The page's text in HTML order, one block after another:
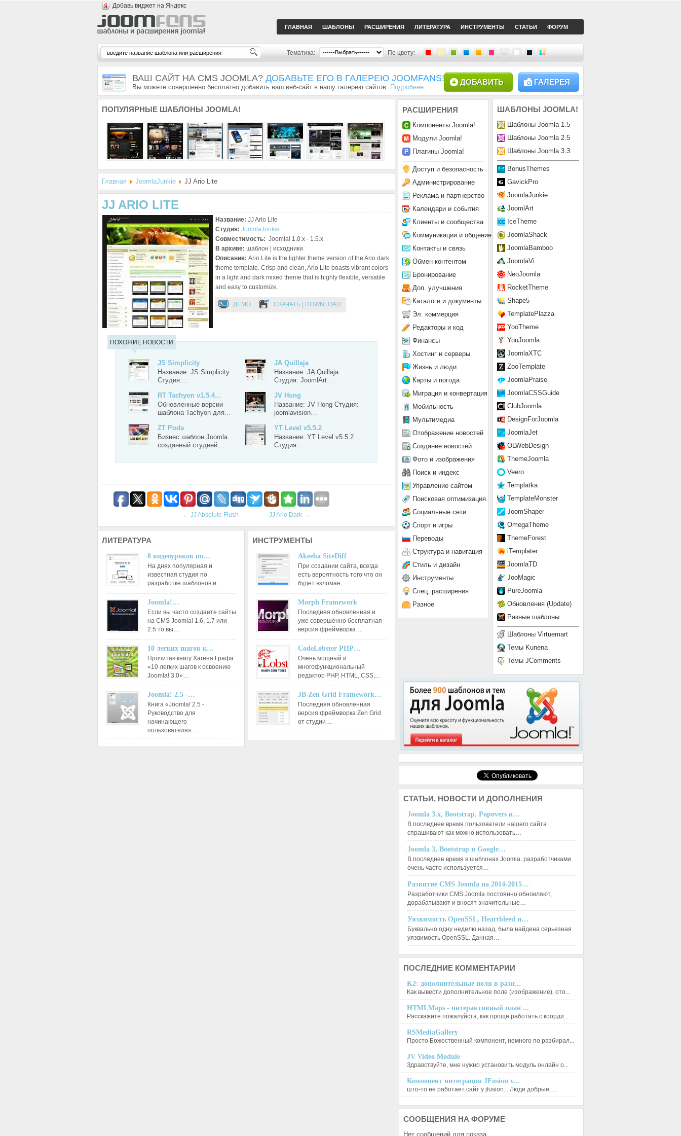
Добавь виджет на Яндекс
ГЛАВНАЯ ШАБЛОНЫ РАСШИРЕНИЯ ЛИТЕРАТУРА ИНСТРУМЕНТЫ СТАТЬИ ФОРУМ
Тематика: По цвету:
ВАШ САЙТ НА CMS JOOMLA? ДОБАВЬТЕ ЕГО В ГАЛЕРЕЮ JOOMFANS!
Вы можете совершенно бесплатно добавить ваш веб-сайт в нашу галерею сайтов. Подробнее...
ГАЛЕРЕЯ
ДОБАВИТЬ
ПОПУЛЯРНЫЕ ШАБЛОНЫ JOOMLA!
Главная JoomlaJunkie JJ Ario Lite
JJ ARIO LITE
Название: JJ Ario Lite
Студия: JoomlaJunkie
Совместимость: Joomla! 1.0.x - 1.5.x
В архиве: шаблон | исходники
Описание: Ario Lite is the lighter theme version of the Ario dark
theme template. Crisp and clean, Ario Lite boasts vibrant colors
in a light and dark mixed theme that is highly flexible, versatile
and easy to customize.
ДЕМО СКАЧАТЬ | DOWNLOAD
ПОХОЖИЕ НОВОСТИ
JS Simplicity
Название: JS Simplicity
Студия:…
JA Quillaja
Название: JA Quillaja
Студия: JoomlArt…
RT Tachyon v1.5.4…
Обновленные версии
шаблона Tachyon для…
JV Hong
Название: JV Hong Студия:
joomlavision…
ZT Poda
Бизнес шаблон Joomla
созданный студией…
YT Level v5.5.2
Название: YT Level v5.5.2
Студия:…
← JJ Absolute Flush JJ Ario Dark →
ЛИТЕРАТУРА
8 видеоуроков по…
На днях популярная и
известная студия по
разработке шаблонов и…
Joomla!…
Если вы часто создаете сайты
на CMS Joomla! 1.6, 1.7 или
2.5 то вы…
10 легких шагов к…
Прочитав книгу Хагена Графа
«10 легких шагов к освоению
Joomla! 3.0»…
Joomla! 2.5 -…
Книга «Joomla! 2.5 -
Руководство для
начинающего
пользователя»…
ИНСТРУМЕНТЫ
Akeeba SiteDiff
При создании сайта, всегда
есть вероятность того что он
будет взломан…
Morph Framework
Последняя обновленная и
уже совершенно бесплатная
версия фреймворка…
CodeLobster PHP…
Очень мощный и
многофункциональный
редактор РНР, HTML, CSS,…
JB Zen Grid Framework…
Последняя обновленная
версия фреймворка Zen Grid
от студии…
ШАБЛОНЫ JOOMLA!
Шаблоны Joomla 1.5
Шаблоны Joomla 2.5
Шаблоны Joomla 3.3
BonusThemes
GavickPro
JoomlaJunkie
JoomlArt
IceTheme
JoomlaShack
JoomlaBamboo
JoomlaVi
NeoJoomla
RocketTheme
Shape5
TemplatePlazza
YooTheme
YouJoomla
JoomlaXTC
ZooTemplate
JoomlaPraise
JoomlaCSSGuide
ClubJoomla
DesignForJoomla
JoomlaJet
OLWebDesign
ThemeJoomla
Veero
Templatka
TemplateMonster
JoomShaper
OmegaTheme
ThemeForest
iTemplater
JoomlaTD
JooMagic
PureJoomla
Обновления (Update)
Разные шаблоны
Шаблоны Virtuemart
Темы Kunena
Темы JComments
РАСШИРЕНИЯ
Компоненты Joomla!
Модули Joomla!
Плагины Joomla!
Доступ и безопасность
Администрирование
Реклама и партнерство
Календари и события
Клиенты и сообщества
Коммуникации и общение
Контакты и связь
Обмен контентом
Бронирование
Доп. улучшения
Каталоги и документы
Эл. коммерция
Редакторы и код
Финансы
Хостинг и серверы
Жизнь и люди
Карты и погода
Миграция и конвертация
Мобильность
Мультимедиа
Отображение новостей
Создание новостей
Фото и изображения
Поиск и индекс
Управление сайтом
Поисковая оптимизация
Социальные сети
Спорт и игры
Переводы
Структура и навигация
Стиль и дизайн
Инструменты
Спец. расширения
Разное
СТАТЬИ, НОВОСТИ И ДОПОЛНЕНИЯ
Joomla 3.x, Bootstrap, Popovers и…
В последнее время пользователи нашего сайта
спрашивают как можно использовать…
Joomla 3, Bootstrap и Google…
В последнее время в шаблонах Joomla, разработчиками
очень часто используется…
Развитие CMS Joomla на 2014-2015…
Разработчики CMS Joomla постоянно обновляют,
дорабатывают и вносят значительные…
Уязвимость OpenSSL, Heartbleed и…
Буквально одну неделю назад, была найдена серьезная
уязвимость OpenSSL. Данная…
ПОСЛЕДНИЕ КОММЕНТАРИИ
K2: дополнительные поля в разн...
Как вывести дополнительное поле (изображение), ото...
HTMLMaps - интерактивный план ...
Расскажите пожалуйста, как проще работать с коорди...
RSMediaGallery
Просто Божественный компонент, немного по разбирал...
JV Video Module
Здравствуйте, мне нужно установить модуль онлайн о...
Компонент интеграции JFusion v...
што-то не работает сайт у jfusion... Люди добрые, ...
СООБЩЕНИЯ НА ФОРУМЕ
Нет сообщений для показа